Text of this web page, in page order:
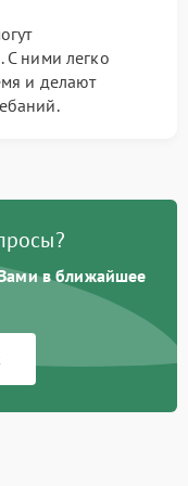
С ними легко
и делают
в ближайшее